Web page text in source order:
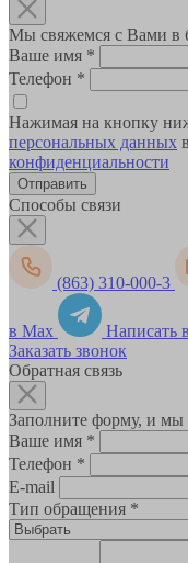
Мы свяжемся с Вами в
Ваше имя *
Телефон *
Нажимая на кнопку
персональных данных
конфиденциальности
Способы связи
(863) 310-000-3
в Max
Написать
Заказать звонок
Обратная связь
Заполните форму, и
Ваше имя *
Телефон *
E-mail
Тип обращения *